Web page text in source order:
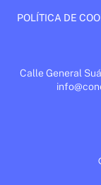
POLÍTICA DE
Calle General